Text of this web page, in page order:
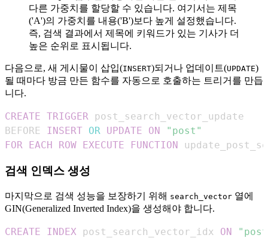
다른 가중치를 할당할 수 있습니다. 여기서는 제목
('A')의 가중치를 내용('B')보다 높게 설정했습니다.
즉, 검색 결과에서 제목에 키워드가 있는 기사가 더
높은 순위로 표시됩니다.
다음으로, 새 게시물이 삽입(INSERT)되거나 업데이트(UPDATE)
될 때마다 방금 만든 함수를 자동으로 호출하는 트리거를 만듭
니다.
CREATE TRIGGER
BEFORE INSERT OR UPDATE ON
"post"
FOR EACH ROW EXECUTE FUNCTION
검색 인덱스 생성
마지막으로 검색 성능을 보장하기 위해 search_vector 열에
GIN(Generalized Inverted Index)을 생성해야 합니다.
CREATE INDEX post_search_vector_idx ON